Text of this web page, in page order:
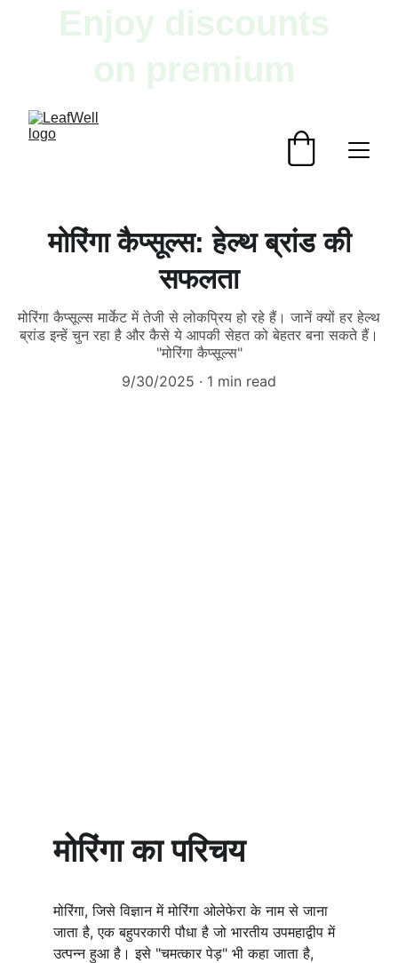
herbal products!
मोरिंगा कैप्सूल्स: हेल्थ ब्रांड की
सफलता
मोरिंगा कैप्सूल्स मार्केट में तेजी से लोकप्रिय हो रहे हैं। जानें क्यों हर हेल्थ
ब्रांड इन्हें चुन रहा है और कैसे ये आपकी सेहत को बेहतर बना सकते हैं।
"मोरिंगा कैप्सूल्स"
9/30/2025
1 min read
मोरिंगा का परिचय
मोरिंगा, जिसे विज्ञान में मोरिंगा ओलेफेरा के नाम से जाना
जाता है, एक बहुपरकारी पौधा है जो भारतीय उपमहाद्वीप में
उत्पन्न हुआ है। इसे "चमत्कार पेड़" भी कहा जाता है,